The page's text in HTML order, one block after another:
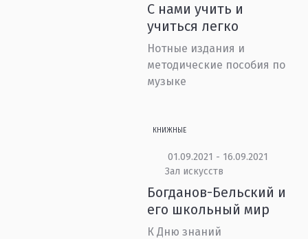
С нами учить и
учиться легко
Нотные издания и
методические пособия по
музыке
КНИЖНЫЕ
01.09.2021 - 16.09.2021
Зал искусств
Богданов-Бельский и
его школьный мир
К Дню знаний